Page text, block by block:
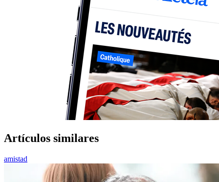
Artículos similares
amistad